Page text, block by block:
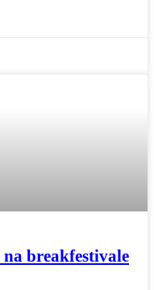
breakfestivale